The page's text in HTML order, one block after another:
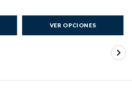
VER OPCIONES